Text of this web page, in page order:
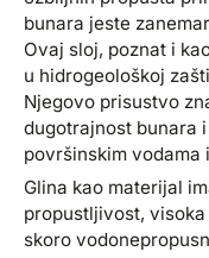
bunara jeste
Ovaj sloj, poznat i
u hidrogeološkoj
Njegovo prisustvo
dugotrajnost bunara
površinskim vodama
Glina kao materijal
propustljivost,
skoro